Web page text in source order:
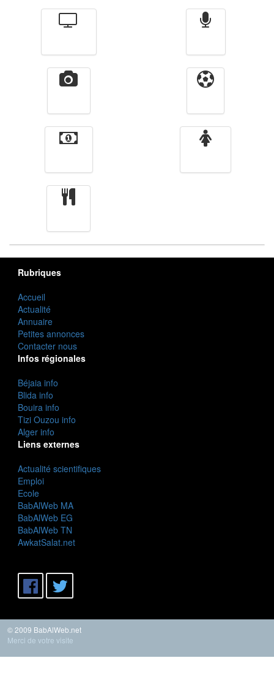
Rubriques
Accueil
Actualité
Annuaire
Petites annonces
Contacter nous
Infos régionales
Béjaia info
Blida info
Bouira info
Tizi Ouzou info
Alger info
Liens externes
Actualité scientifiques
Emploi
Ecole
BabAlWeb MA
BabAlWeb EG
BabAlWeb TN
AwkatSalat.net
© 2009 BabAlWeb.net
Merci de votre visite